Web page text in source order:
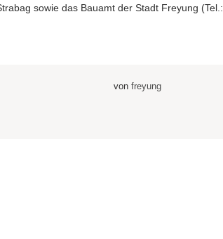
sowie das Bauamt der Stadt Freyung (Tel.:
von freyung